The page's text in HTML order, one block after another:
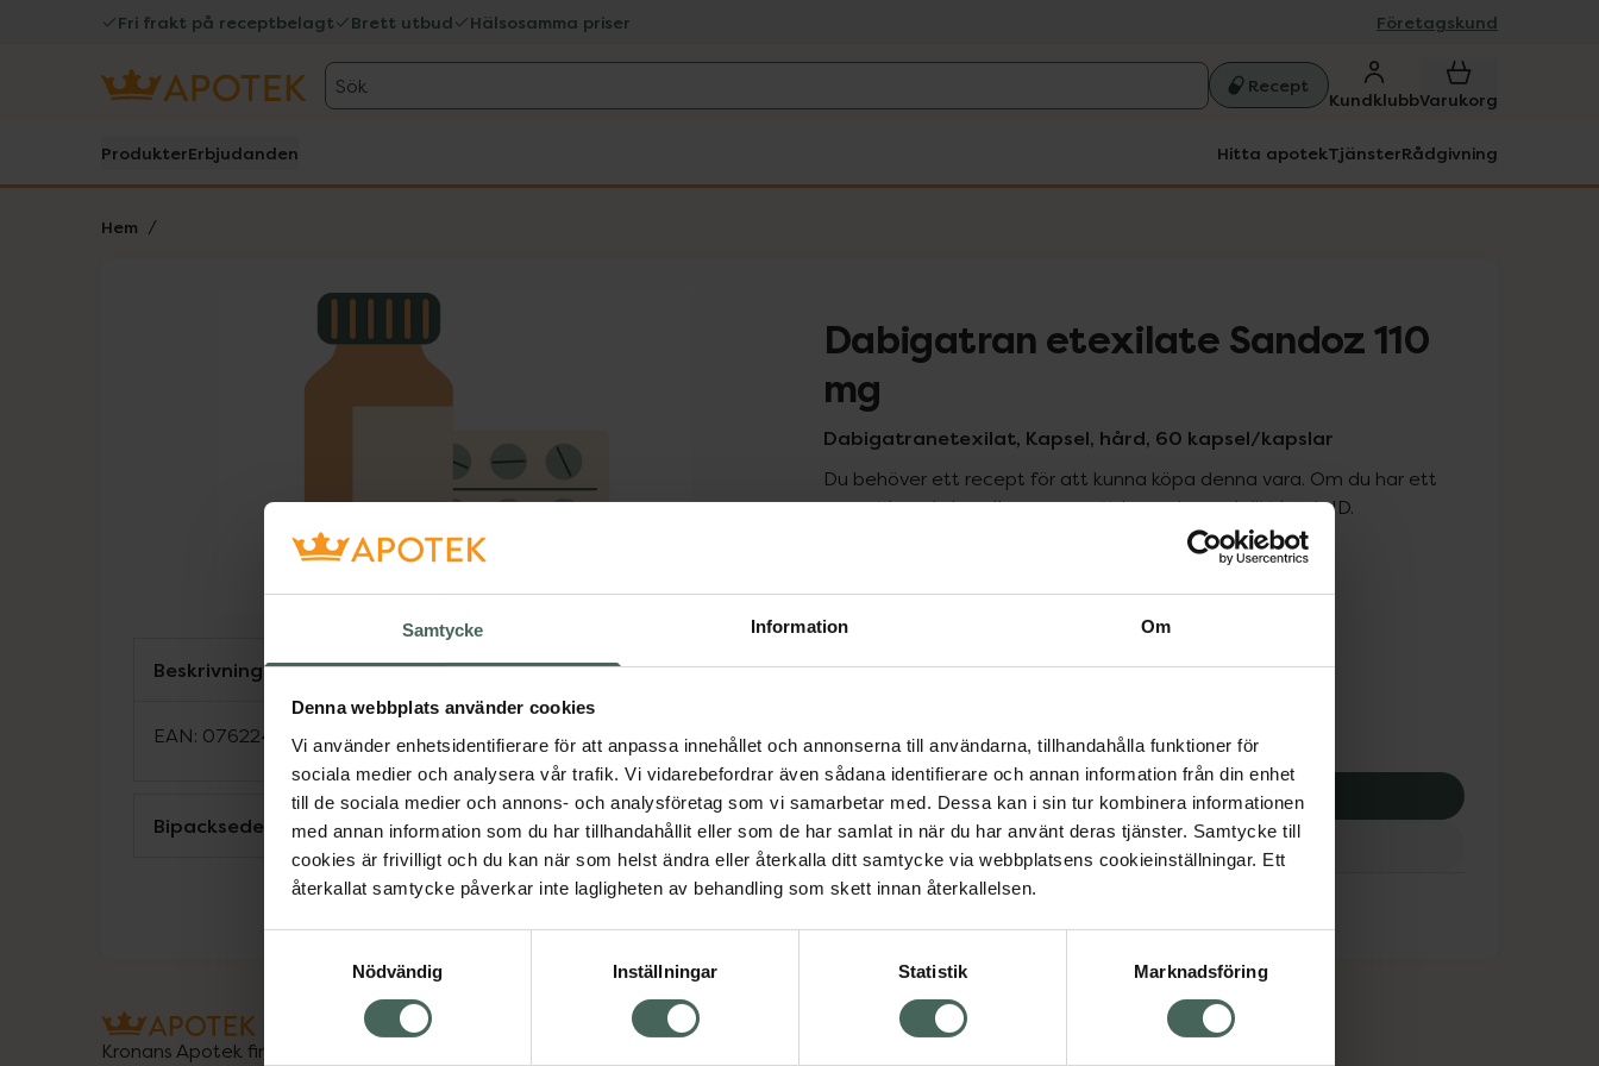
Samtycke Information Om
Denna webbplats använder cookies
Vi använder enhetsidentifierare för att anpassa innehållet och annonserna till användarna, tillhandahålla funktioner för
sociala medier och analysera vår trafik. Vi vidarebefordrar även sådana identifierare och annan information från din enhet
till de sociala medier och annons- och analysföretag som vi samarbetar med. Dessa kan i sin tur kombinera informationen
med annan information som du har tillhandahållit eller som de har samlat in när du har använt deras tjänster. Samtycke till
cookies är frivilligt och du kan när som helst ändra eller återkalla ditt samtycke via webbplatsens cookieinställningar. Ett
återkallat samtycke påverkar inte lagligheten av behandling som skett innan återkallelsen.
Nödvändig
Inställningar Statistik Marknadsföring
Fri frakt på receptbelagt Brett utbud Hälsosamma priser Företagskund
Sök Recept
KundklubbVarukorg
ProdukterErbjudanden Hitta apotekTjänsterRådgivning
Hem
Lista: . Innehåller 1 objekt.
Dabigatran etexilate Sandoz 110
mg
Dabigatranetexilat, Kapsel, hård, 60 kapsel/kapslar
Du behöver ett recept för att kunna köpa denna vara. Om du har ett
recept kan du handla genom att logga in med ditt bank-ID.
258,51 kr
I apotek:258,51 kr
Köp via ditt recept
Aktuella erbjudanden
Beskrivning Dölj
EAN: 07622436113838
Bipacksedel från FASS Visa
Kronans Apotek finns här för dig. Du hittar oss från Skåne i syd
Om recept och läkemedel